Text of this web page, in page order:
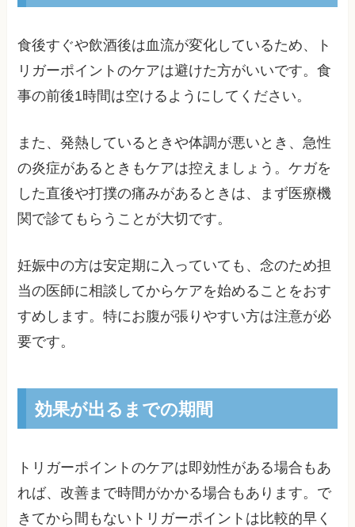
食後すぐや飲酒後は血流が変化しているため、ト
リガーポイントのケアは避けた方がいいです。食
事の前後1時間は空けるようにしてください。
また、発熱しているときや体調が悪いとき、急性
の炎症があるときもケアは控えましょう。ケガを
した直後や打撲の痛みがあるときは、まず医療機
関で診てもらうことが大切です。
妊娠中の方は安定期に入っていても、念のため担
当の医師に相談してからケアを始めることをおす
すめします。特にお腹が張りやすい方は注意が必
要です。
効果が出るまでの期間
トリガーポイントのケアは即効性がある場合もあ
れば、改善まで時間がかかる場合もあります。で
きてから間もないトリガーポイントは比較的早く